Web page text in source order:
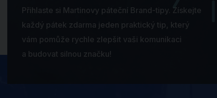
Přihlaste si Martinovy páteční Brand-tipy. Získejte
každý pátek zdarma jeden praktický tip, který
vám pomůže rychle zlepšit vaši komunikaci
a budovat silnou značku!